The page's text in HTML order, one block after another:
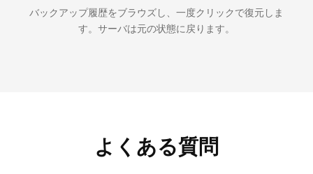
バックアップ履歴をブラウズし、一度クリックで復元しま
す。サーバは元の状態に戻ります。
よくある質問